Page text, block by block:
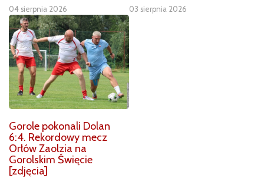
04 sierpnia 2026 03 sierpnia 2026
Gorole pokonali Dolan
6:4. Rekordowy mecz
Orłów Zaolzia na
Gorolskim Święcie
[zdjęcia]